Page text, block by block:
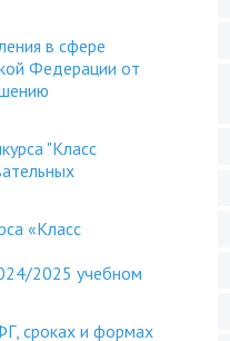
в сфере
Федерации от
"Класс
«Класс
2025 учебном
сроках и формах